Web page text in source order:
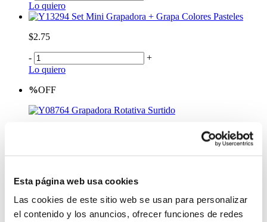
Esta página web usa cookies
Las cookies de este sitio web se usan para personalizar
el contenido y los anuncios, ofrecer funciones de redes
Lo quiero
Set Mini Grapadora + Grapa Colores Pasteles
$2.75
-
+
Lo quiero
%OFF
Grapadora Rotativa Surtido
Lo quiero
$2.50